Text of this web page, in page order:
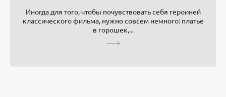
Иногда для того, чтобы почувствовать себя героиней
классического фильма, нужно совсем немного: платье
в горошек,...